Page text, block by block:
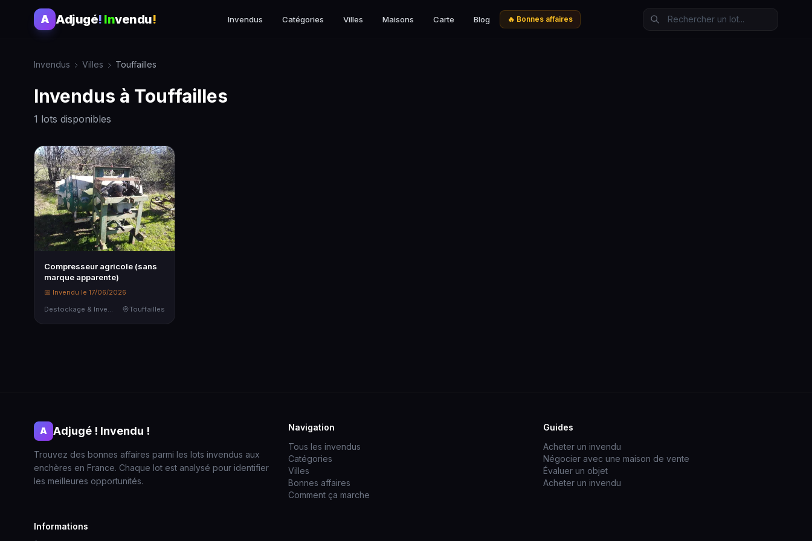
A Adjugé! Invendu! Invendus Catégories Villes Maisons Carte Blog 🔥 Bonnes affaires
Invendus Villes Touffailles
Invendus à Touffailles
1 lots disponibles
Compresseur agricole (sans
marque apparente)
📅 Invendu le 17/06/2026
Touffailles
A Adjugé ! Invendu !
Trouvez des bonnes affaires parmi les lots invendus aux
enchères en France. Chaque lot est analysé pour identifier
les meilleures opportunités.
Navigation
Tous les invendus
Catégories
Villes
Bonnes affaires
Comment ça marche
Guides
Acheter un invendu
Négocier avec une maison de vente
Évaluer un objet
Acheter un invendu
Informations